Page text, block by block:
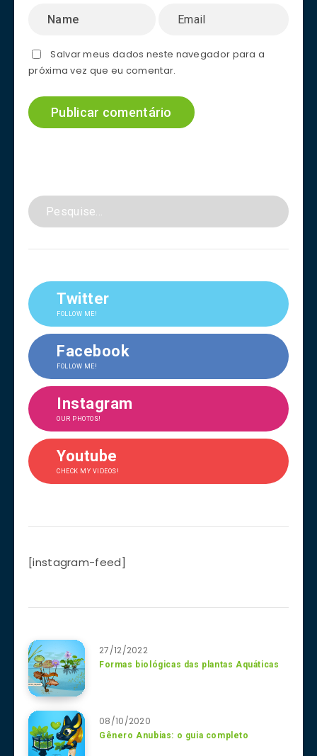
Salvar meus dados neste navegador para a
próxima vez que eu comentar.
Twitter
FOLLOW ME!
Facebook
FOLLOW ME!
Instagram
OUR PHOTOS!
Youtube
CHECK MY VIDEOS!
[instagram-feed]
27/12/2022
Formas biológicas das plantas Aquáticas
08/10/2020
Gênero Anubias: o guia completo